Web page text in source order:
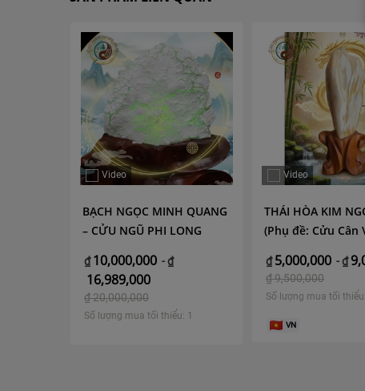
Video
BẠCH NGỌC MINH QUANG
– CỬU NGŨ PHI LONG
₫ 10,000,000 -₫
16,989,000
₫20,000,000
Số lượng mua tối thiểu: 1
Video
THÁI HÒA KIM
(Phụ đề: Cửu Cân
₫ 5,000,000 -₫
₫9,500,000
Số lượng mua tối
VN